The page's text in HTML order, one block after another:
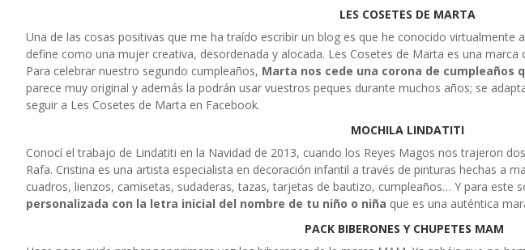
LES COSETES DE MARTA
Una de las cosas positivas que me ha traído escribir un blog es que he conocido virtualmente
define como una mujer creativa, desordenada y alocada. Les Cosetes de Marta es una
Para celebrar nuestro segundo cumpleaños, Marta nos cede una corona de cumpleaños
parece muy original y además la podrán usar vuestros peques durante muchos años; se
seguir a Les Cosetes de Marta en Facebook.
MOCHILA LINDATITI
Conocí el trabajo de Lindatiti en la Navidad de 2013, cuando los Reyes Magos nos trajeron
Rafa. Cristina es una artista especialista en decoración infantil a través de pinturas hechas a
cuadros, lienzos, camisetas, sudaderas, tazas, tarjetas de bautizo, cumpleaños… Y para este
personalizada con la letra inicial del nombre de tu niño o niña que es una auténtica
PACK BIBERONES Y CHUPETES MAM